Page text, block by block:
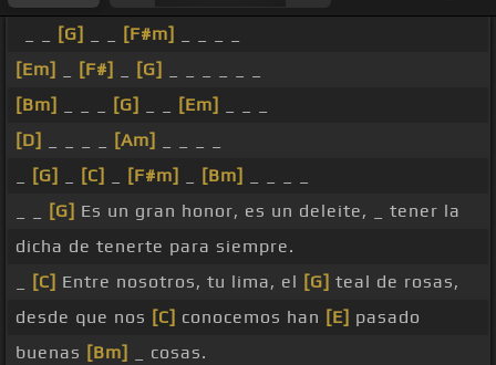
[G] [F#m]
[Em]
[F#] [G]
[Bm]
[G] [Em]
[D]
[Am]
[G] [C] [F#m] [Bm]
[G] Es un gran honor, es un deleite, _ tener la
dicha de tenerte para siempre.
[C] Entre nosotros, tu lima, el [G] teal de rosas,
desde que nos [C] conocemos han [E] pasado
buenas [Bm]
_ cosas.